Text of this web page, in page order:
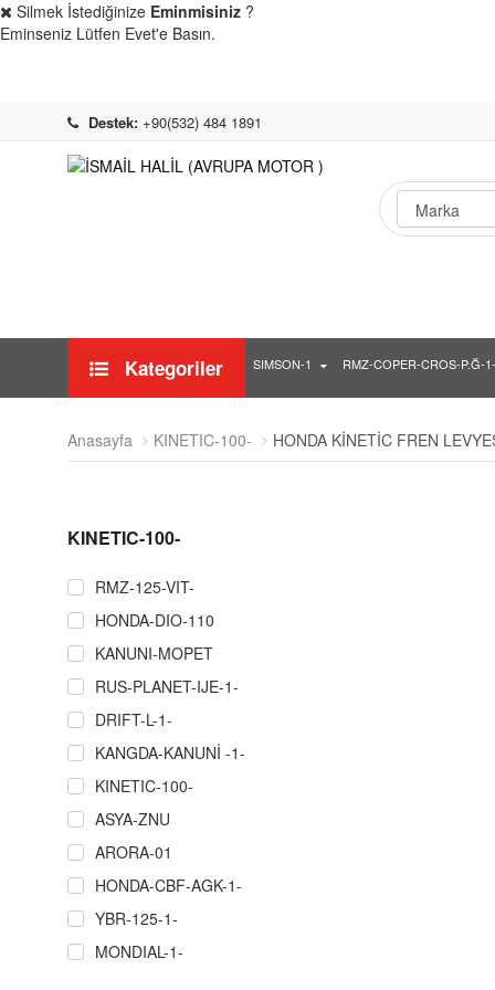
Silmek İstediğinize Eminmisiniz ?
Eminseniz Lütfen Evet'e Basın.
Destek: +90(532) 484 1891
Kategoriler SIMSON-1 RMZ-COPER-CROS-P.Ğ-1-
Anasayfa KINETIC-100- HONDA KİNETİC FREN
KINETIC-100-
RMZ-125-VIT-
HONDA-DIO-110
KANUNI-MOPET
RUS-PLANET-IJE-1-
DRIFT-L-1-
KANGDA-KANUNİ -1-
KINETIC-100-
ASYA-ZNU
ARORA-01
HONDA-CBF-AGK-1-
YBR-125-1-
MONDIAL-1-